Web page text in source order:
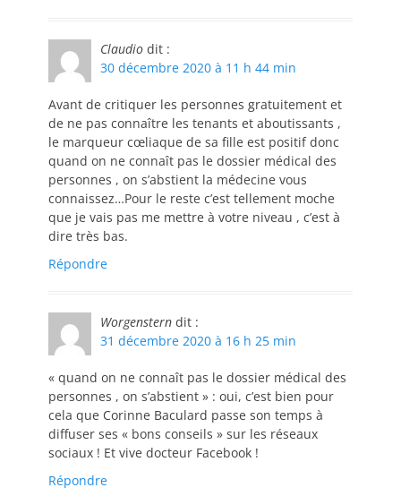
Claudio dit :
30 décembre 2020 à 11 h 44 min
Avant de critiquer les personnes gratuitement et
de ne pas connaître les tenants et aboutissants ,
le marqueur cœliaque de sa fille est positif donc
quand on ne connaît pas le dossier médical des
personnes , on s’abstient la médecine vous
connaissez…Pour le reste c’est tellement moche
que je vais pas me mettre à votre niveau , c’est à
dire très bas.
Répondre
Worgenstern dit :
31 décembre 2020 à 16 h 25 min
« quand on ne connaît pas le dossier médical des
personnes , on s’abstient » : oui, c’est bien pour
cela que Corinne Baculard passe son temps à
diffuser ses « bons conseils » sur les réseaux
sociaux ! Et vive docteur Facebook !
Répondre